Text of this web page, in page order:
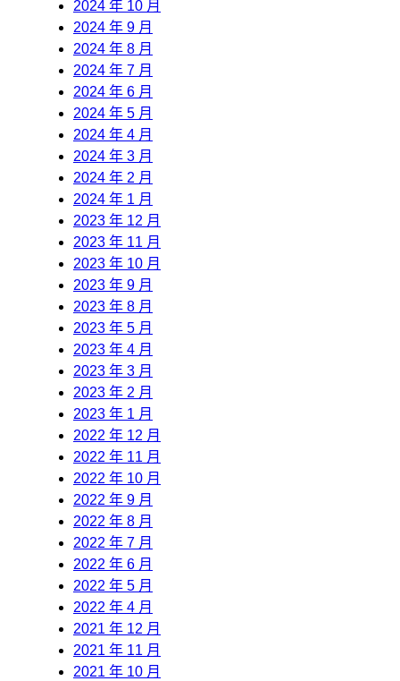
2024 年 10 月
2024 年 9 月
2024 年 8 月
2024 年 7 月
2024 年 6 月
2024 年 5 月
2024 年 4 月
2024 年 3 月
2024 年 2 月
2024 年 1 月
2023 年 12 月
2023 年 11 月
2023 年 10 月
2023 年 9 月
2023 年 8 月
2023 年 5 月
2023 年 4 月
2023 年 3 月
2023 年 2 月
2023 年 1 月
2022 年 12 月
2022 年 11 月
2022 年 10 月
2022 年 9 月
2022 年 8 月
2022 年 7 月
2022 年 6 月
2022 年 5 月
2022 年 4 月
2021 年 12 月
2021 年 11 月
2021 年 10 月